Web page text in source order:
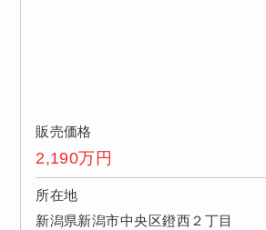
販売価格
2,190万円
所在地
新潟県新潟市中央区鐙西２丁目